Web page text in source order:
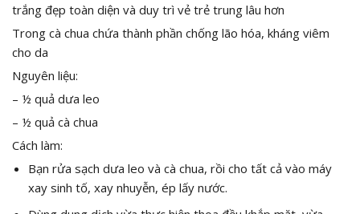
trắng đẹp toàn diện và duy trì vẻ trẻ trung lâu hơn
Trong cà chua chứa thành phần chống lão hóa, kháng viêm
cho da
Nguyên liệu:
– ½ quả dưa leo
– ½ quả cà chua
Cách làm:
Bạn rửa sạch dưa leo và cà chua, rồi cho tất cả vào máy
xay sinh tố, xay nhuyễn, ép lấy nước.